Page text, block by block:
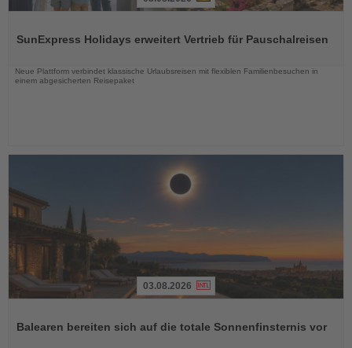
die
SunExpress Holidays erweitert Vertrieb für Pauschalreisen
Neue Plattform verbindet klassische Urlaubsreisen mit flexiblen Familienbesuchen in
einem abgesicherten Reisepaket
die
03.08.2026
Balearen bereiten sich auf die totale Sonnenfinsternis vor